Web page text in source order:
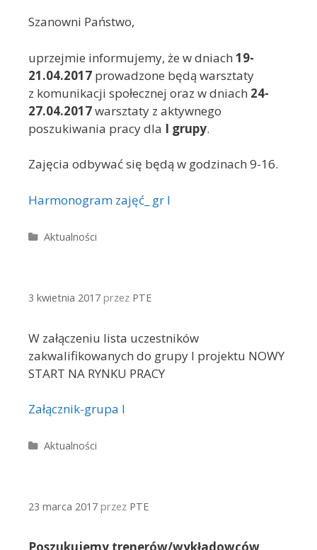
Szanowni Państwo,
uprzejmie informujemy, że w dniach 19-
21.04.2017 prowadzone będą warsztaty
z komunikacji społecznej oraz w dniach 24-
27.04.2017warsztaty z aktywnego
poszukiwania pracy dla I grupy.
Zajęcia odbywać się będą w godzinach 9-16.
Harmonogram zajęć_ gr I
Kategorie
Aktualności
3 kwietnia 2017 przez PTE
W załączeniu lista uczestników
zakwalifikowanych do grupy I projektu NOWY
START NA RYNKU PRACY
Załącznik-grupa I
Kategorie
Aktualności
23 marca 2017 przez PTE